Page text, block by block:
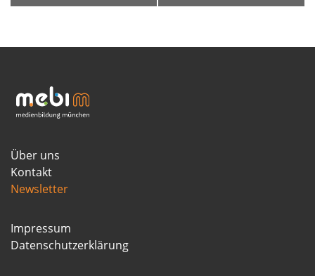
Über uns
Kontakt
Newsletter
Impressum
Datenschutzerklärung